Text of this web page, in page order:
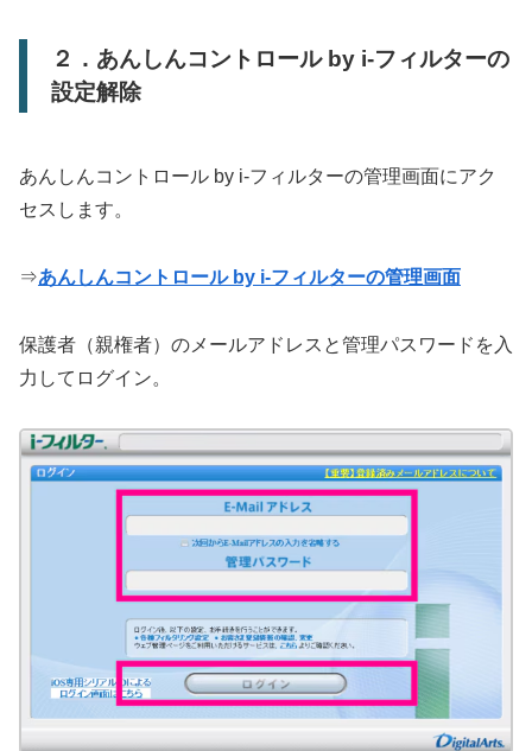
２．あんしんコントロール by i-フィルターの
設定解除
あんしんコントロール by i-フィルターの管理画面にアク
セスします。
⇒あんしんコントロール by i-フィルターの管理画面
保護者（親権者）のメールアドレスと管理パスワードを入
力してログイン。